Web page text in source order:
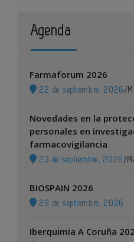
Agenda
Farmaforum 2026
22 de septiembre, 2026 /
Novedades en la
personales en
farmacovigilancia
23 de septiembre, 2026 /
BIOSPAIN 2026
29 de septiembre, 2026
Iberquimia A Coruña